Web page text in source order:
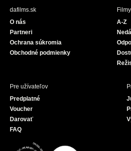
e
dafilms.sk
O nás
Partneri
Ochrana súkromia
Obchodné podmienky
Filmy
A-Z
Pre užívateľov
Predplatné
Voucher
Darovať
FAQ